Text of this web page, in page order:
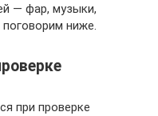
— фар, музыки,
ниже.
при проверке